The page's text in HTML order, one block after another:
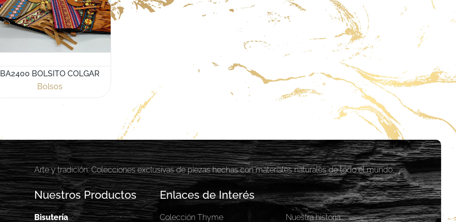
BA2400 BOLSITO COLGAR
Bolsos
Arte y tradición. Colecciones exclusivas de piezas hechas con materiales naturales de todo el mundo.
Nuestros Productos
Bisutería
Enlaces de Interés
Colección Thyme Nuestra historia